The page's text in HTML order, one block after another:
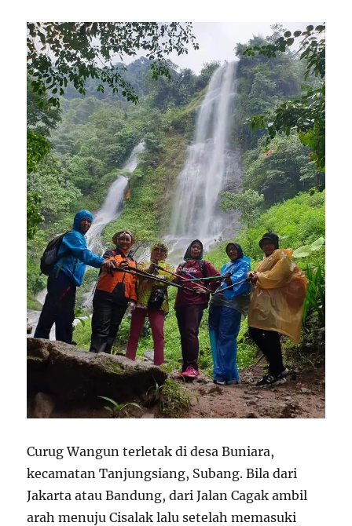
Curug Wangun terletak di desa Buniara,
kecamatan Tanjungsiang, Subang. Bila dari
Jakarta atau Bandung, dari Jalan Cagak ambil
arah menuju Cisalak lalu setelah memasuki